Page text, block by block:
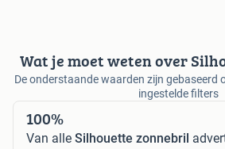
Wat je moet weten over
De onderstaande waarden zijn gebaseerd
ingestelde filters
100%
Van alle Silhouette zonnebril